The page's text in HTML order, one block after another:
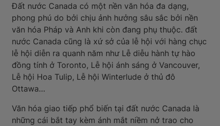
Đất nước Canada có một nền văn hóa đa dạng,
phong phú do bởi chịu ảnh hưởng sâu sắc bởi nền
văn hóa Pháp và Anh khi còn đang phụ thuộc. đất
nước Canada cũng là xứ sở của lễ hội với hàng chục
lễ hội diễn ra quanh năm như Lễ diễu hành tự hào
đồng tính ở Toronto, Lễ hội ánh sáng ở Vancouver,
Lễ hội Hoa Tulip, Lễ hội Winterlude ở thủ đô
Ottawa…
Văn hóa giao tiếp phổ biến tại đất nước Canada là
những cái bắt tay kèm ánh mắt niềm nở trao cho